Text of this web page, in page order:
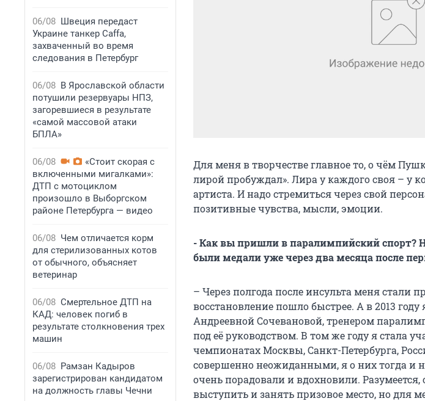
06/08 Швеция передаст
Украине танкер Caffa,
захваченный во время
следования в Петербург
06/08 В Ярославской области
потушили резервуары НПЗ,
загоревшиеся в результате
«самой массовой атаки
БПЛА»
06/08
«Стоит скорая с
включенными мигалками»:
ДТП с мотоциклом
произошло в Выборгском
районе Петербурга — видео
06/08 Чем отличается корм
для стерилизованных котов
от обычного, объясняет
ветеринар
06/08 Смертельное ДТП на
КАД: человек погиб в
результате столкновения трех
машин
06/08 Рамзан Кадыров
зарегистрирован кандидатом
на должность главы Чечни
Для меня в творчестве главное то, о чём
лирой пробуждал». Лира у каждого своя – у
артиста. И надо стремиться через свой
позитивные чувства, мысли, эмоции.
- Как вы пришли в паралимпийский спорт?
были медали уже через два месяца после
– Через полгода после инсульта меня стали
восстановление пошло быстрее. А в 2013
Андреевной Сочевановой, тренером
под её руководством. В том же году я стала
чемпионатах Москвы, Санкт-Петербурга,
совершенно неожиданными, я о них тогда и
очень порадовали и вдохновили. Разумеется,
выступить и занять призовое место, но для